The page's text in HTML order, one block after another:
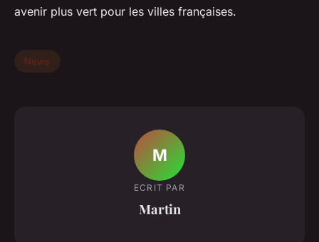
avenir plus vert pour les villes françaises.
News
M
ECRIT PAR
Martin